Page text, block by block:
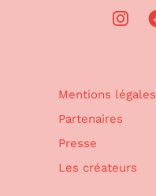
Mentions légales
Partenaires
Presse
Les créateurs